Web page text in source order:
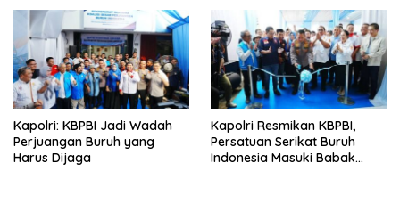
Kapolri: KBPBI Jadi Wadah
Perjuangan Buruh yang
Harus Dijaga
Kapolri Resmikan KBPBI,
Persatuan Serikat Buruh
Indonesia Masuki Babak